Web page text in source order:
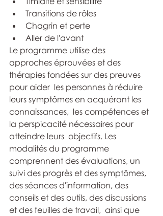
Transitions de rôles
Chagrin et perte
Aller de l'avant
​Le programme utilise des
approches éprouvées et des
thérapies fondées sur des preuves
pour aider  les personnes à réduire
leurs symptômes en acquérant les
connaissances,  les compétences et
la perspicacité nécessaires pour
atteindre leurs  objectifs. Les
modalités du programme
comprennent des évaluations, un
suivi des progrès et des symptômes,
des séances d'information, des
conseils et des outils, des discussions
et des feuilles de travail,  ainsi que